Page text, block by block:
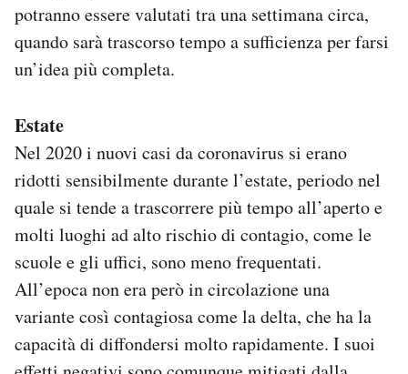
potranno essere valutati tra una settimana circa,
quando sarà trascorso tempo a sufficienza per farsi
un’idea più completa.
Estate
Nel 2020 i nuovi casi da coronavirus si erano
ridotti sensibilmente durante l’estate, periodo nel
quale si tende a trascorrere più tempo all’aperto e
molti luoghi ad alto rischio di contagio, come le
scuole e gli uffici, sono meno frequentati.
All’epoca non era però in circolazione una
variante così contagiosa come la delta, che ha la
capacità di diffondersi molto rapidamente. I suoi